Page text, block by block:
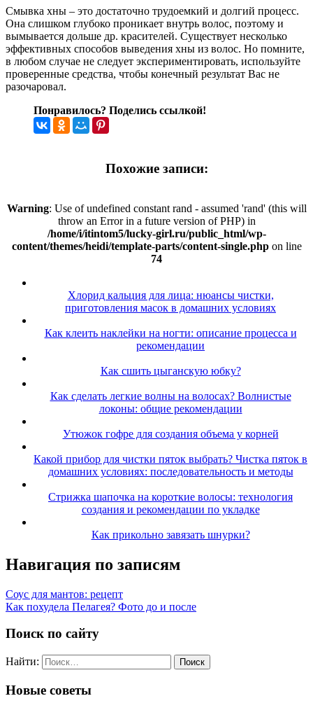
Смывка хны – это достаточно трудоемкий и долгий процесс.
Она слишком глубоко проникает внутрь волос, поэтому и
вымывается дольше др. красителей. Существует несколько
эффективных способов выведения хны из волос. Но помните,
в любом случае не следует экспериментировать, используйте
проверенные средства, чтобы конечный результат Вас не
разочаровал.
Понравилось? Поделись ссылкой!
Похожие записи:
Warning: Use of undefined constant rand - assumed 'rand' (this will
throw an Error in a future version of PHP) in
/home/i/itintom5/lucky-girl.ru/public_html/wp-
content/themes/heidi/template-parts/content-single.phpon line
74
Хлорид кальция для лица: нюансы чистки,
приготовления масок в домашних условиях
Как клеить наклейки на ногти: описание процесса и
рекомендации
Как сшить цыганскую юбку?
Как сделать легкие волны на волосах? Волнистые
локоны: общие рекомендации
Утюжок гофре для создания объема у корней
Какой прибор для чистки пяток выбрать? Чистка пяток в
домашних условиях: последовательность и методы
Стрижка шапочка на короткие волосы: технология
создания и рекомендации по укладке
Как прикольно завязать шнурки?
Навигация по записям
Соус для мантов: рецепт
Как похудела Пелагея? Фото до и после
Поиск по сайту
Найти:
Новые советы